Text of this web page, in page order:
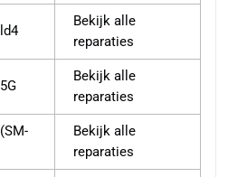
Bekijk alle
reparaties
Bekijk alle
reparaties
Bekijk alle
reparaties